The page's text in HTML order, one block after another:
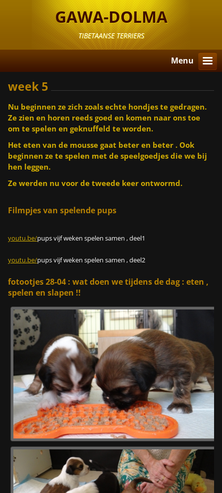
GAWA-DOLMA
TIBETAANSE TERRIERS
Menu
week 5
Nu beginnen ze zich zoals echte hondjes te gedragen.
Ze zien en horen reeds goed en komen naar ons toe
om te spelen en geknuffeld te worden.
Het eten van de mousse gaat beter en beter . Ook
beginnen ze te spelen met de speelgoedjes die we bij
hen leggen.
Ze werden nu voor de tweede keer ontwormd.
Filmpjes van spelende pups
youtu.be/pups vijf weken spelen samen , deel1
youtu.be/pups vijf weken spelen samen , deel2
fotootjes 28-04 : wat doen we tijdens de dag : eten ,
spelen en slapen !!